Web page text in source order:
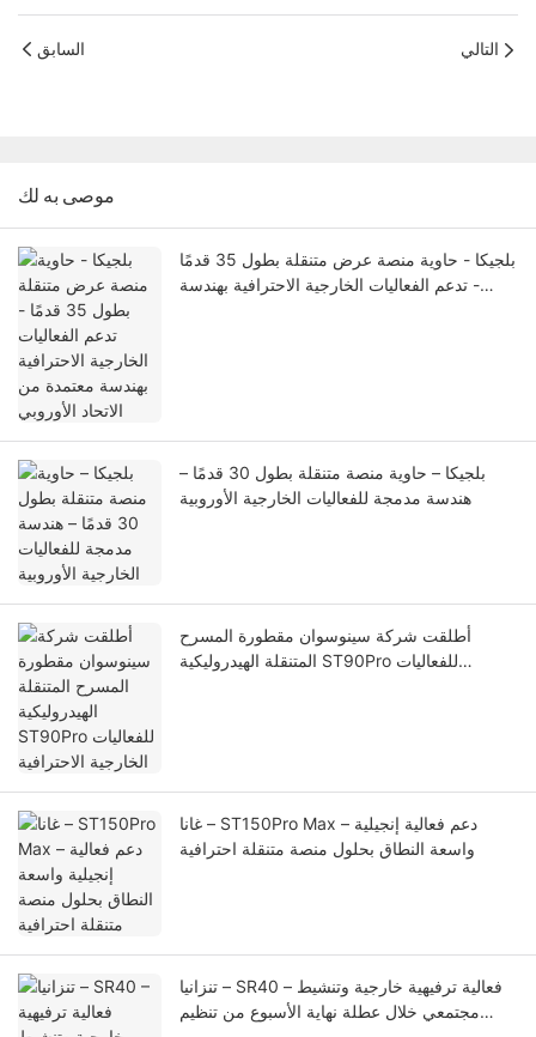
السابق التالي
موصى به لك
بلجيكا - حاوية منصة عرض متنقلة بطول 35 قدمًا
- تدعم الفعاليات الخارجية الاحترافية بهندسة
بلجيكا – حاوية منصة متنقلة بطول 30 قدمًا –
هندسة مدمجة للفعاليات الخارجية الأوروبية
أطلقت شركة سينوسوان مقطورة المسرح
المتنقلة الهيدروليكية ST90Pro للفعاليات
غانا – ST150Pro Max – دعم فعالية إنجيلية
واسعة النطاق بحلول منصة متنقلة احترافية
تنزانيا – SR40 – فعالية ترفيهية خارجية وتنشيط
مجتمعي خلال عطلة نهاية الأسبوع من تنظيم